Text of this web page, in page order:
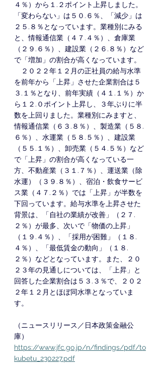
４％）から１.２ポイント上昇しました。
「変わらない」は５０.６％、「減少」は
２５.８％となっています。業種別にみる
と、情報通信業（４７.４％）、倉庫業
（２９.６％）、建設業（２６.８％）など
で「増加」の割合が高くなっています。
２０２２年１２月の正社員の給与水準
を前年から「上昇」させた企業割合は５
３.１％となり、前年実績（４１.１％）か
ら１２.０ポイント上昇し、３年ぶりに半
数を上回りました。業種別にみますと、
情報通信業（６３.８％）、製造業（５８.
６％）、水運業（５８.５％）、建設業
（５５.１％）、卸売業（５４.５％）など
で「上昇」の割合が高くなっている一
方、不動産業（３１.７％）、運送業（除
水運）（３９.８％）、宿泊・飲食サービ
ス業（４７.２％）では「上昇」が半数を
下回っています。給与水準を上昇させた
背景は、「自社の業績が改善」（２７.
２％）が最多、次いで「物価の上昇」
（１９.４％）、「採用が困難」（１８.
４％）、「最低賃金の動向」（１８.
２％）などとなっています。また、２０
２３年の見通しについては、「上昇」と
回答した企業割合は５３.３％で、２０２
２年１２月とほぼ同水準となっていま
す。
（ニュースリリース／日本政策金融公
庫）
https://www.jfc.go.jp/n/findings/pdf/to
kubetu_230227.pdf